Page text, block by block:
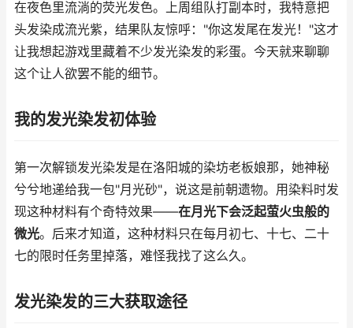
在夜色里流淌的荧光发色。上周组队打副本时，我特意把
头发染成流光紫，结果队友惊呼："你这发尾在发光！"这才
让我想起游戏里藏着不少发光染发的彩蛋。今天就来聊聊
这个让人欲罢不能的细节。
我的发光染发初体验
第一次解锁发光染发是在洛阳城的染坊老板娘那，她神秘
兮兮地递给我一包"月光砂"，说这是前朝遗物。用染料时发
现这种材料有个奇特效果——在月光下会泛起萤火虫般的
微光。后来才知道，这种材料只在每月初七、十七、二十
七的限时任务里掉落，难怪我找了这么久。
发光染发的三大获取途径